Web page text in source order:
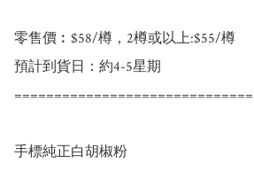
零售價︰$58/樽，2樽或以上:$55/樽
預計到貨日：約4-5星期
手標純正白胡椒粉